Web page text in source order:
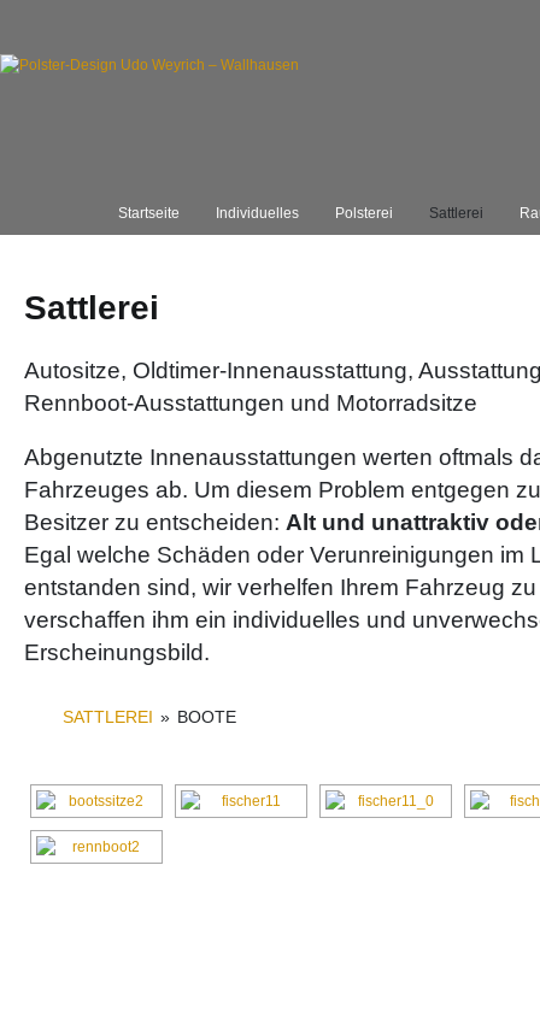
Startseite Individuelles Polsterei Sattlerei
Sattlerei
Autositze, Oldtimer-Innenausstattung,
Rennboot-Ausstattungen und Motorradsitze
Abgenutzte Innenausstattungen werten oftmals
Fahrzeuges ab. Um diesem Problem entgegen
Besitzer zu entscheiden: Alt und unattraktiv
Egal welche Schäden oder Verunreinigungen im
entstanden sind, wir verhelfen Ihrem Fahrzeug
verschaffen ihm ein individuelles und
Erscheinungsbild.
SATTLEREI » BOOTE